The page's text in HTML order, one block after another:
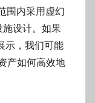
围内采用虚幻
施设计。如果
示，我们可能
产如何高效地